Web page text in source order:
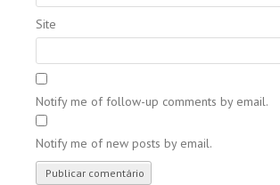
Site
Notify me of follow-up comments by email.
Notify me of new posts by email.